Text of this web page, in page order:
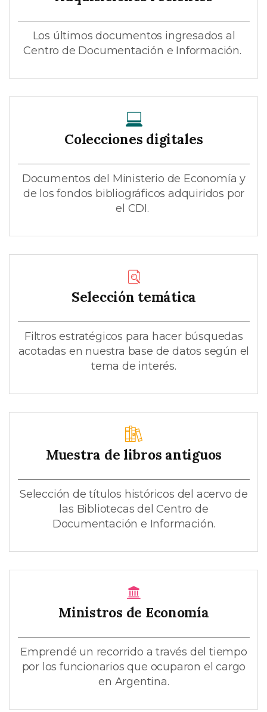
Los últimos documentos ingresados al
Centro de Documentación e Información.
Colecciones digitales
Documentos del Ministerio de Economía y
de los fondos bibliográficos adquiridos por
el CDI.
Selección temática
Filtros estratégicos para hacer búsquedas
acotadas en nuestra base de datos según el
tema de interés.
Muestra de libros antiguos
Selección de títulos históricos del acervo de
las Bibliotecas del Centro de
Documentación e Información.
Ministros de Economía
Emprendé un recorrido a través del tiempo
por los funcionarios que ocuparon el cargo
en Argentina.